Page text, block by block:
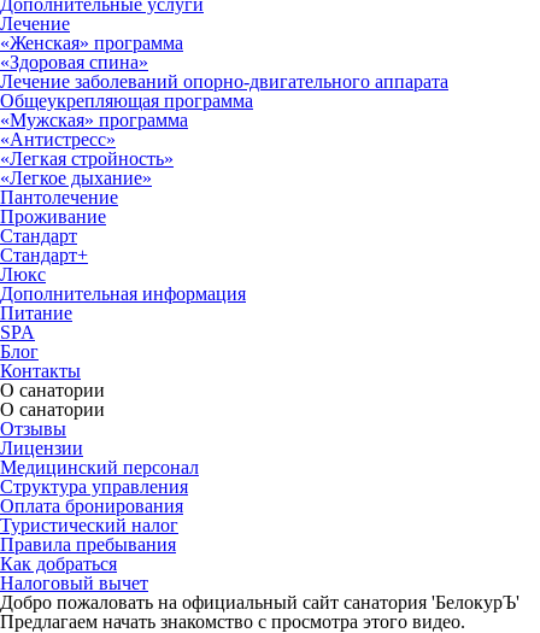
Дополнительные услуги
Лечение
«Женская» программа
«Здоровая спина»
Лечение заболеваний опорно-двигательного аппарата
Общеукрепляющая программа
«Мужская» программа
«Антистресс»
«Легкая стройность»
«Легкое дыхание»
Пантолечение
Проживание
Стандарт
Стандарт+
Люкс
Дополнительная информация
Питание
SPA
Блог
Контакты
О санатории
О санатории
Отзывы
Лицензии
Медицинский персонал
Структура управления
Оплата бронирования
Туристический налог
Правила пребывания
Как добраться
Налоговый вычет
Добро пожаловать на официальный сайт санатория 'БелокурЪ'
Предлагаем начать знакомство с просмотра этого видео.